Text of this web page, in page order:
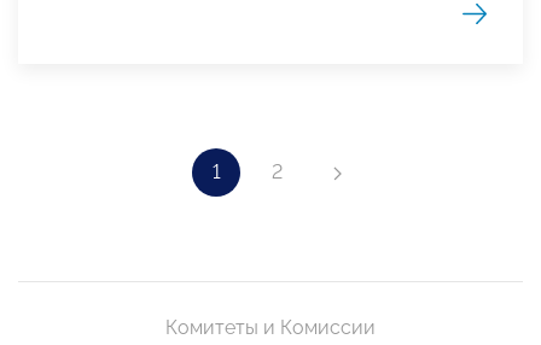
1 2
Комитеты и Комиссии